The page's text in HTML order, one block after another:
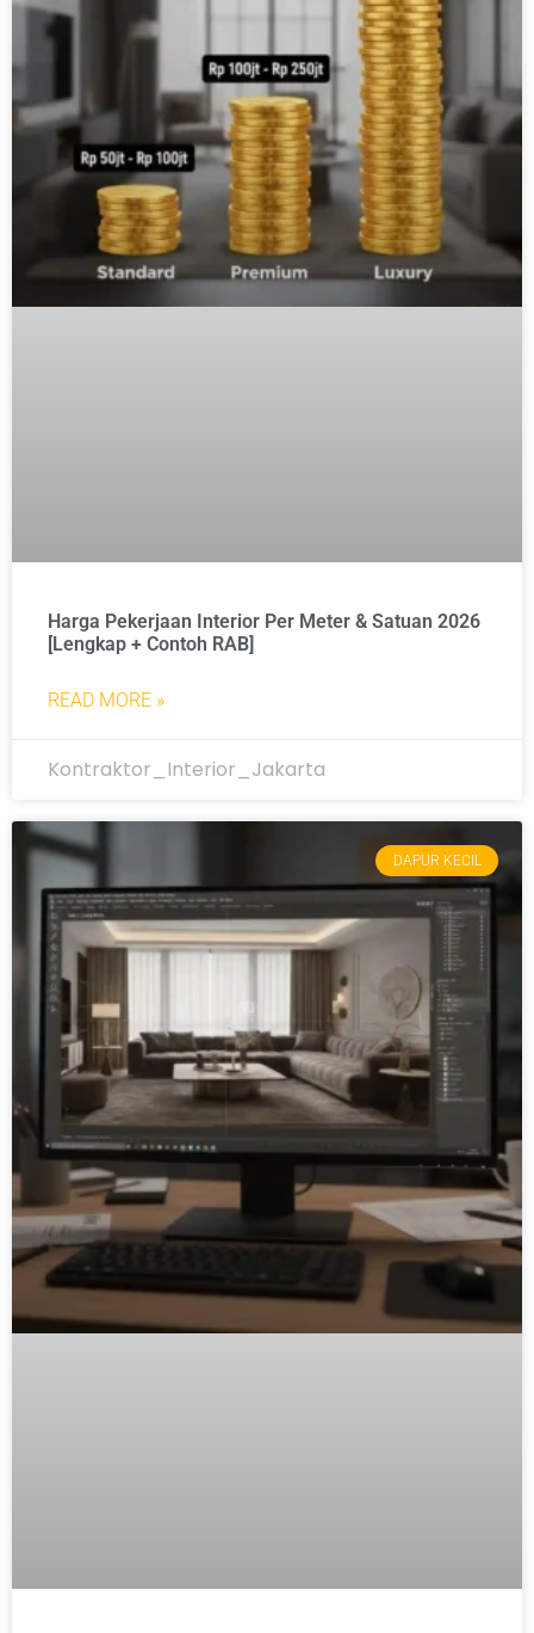
Harga Pekerjaan Interior Per Meter & Satuan 2026
[Lengkap + Contoh RAB]
READ MORE »
Kontraktor_Interior_Jakarta
DAPUR KECIL